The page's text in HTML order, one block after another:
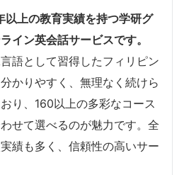
上の教育実績を持つ学研グ
イン英会話サービスです。
語として習得したフィリピン
かりやすく、無理なく続けら
り、160以上の多彩なコース
せて選べるのが魅力です。全
績も多く、信頼性の高いサー